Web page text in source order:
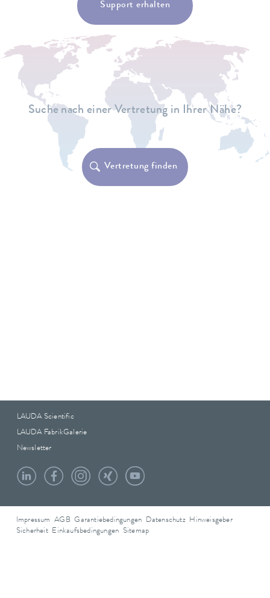
Support erhalten
Suche nach einer Vertretung in Ihrer Nähe?
Vertretung finden
LAUDA Scientific
LAUDA FabrikGalerie
Newsletter
Impressum AGB Garantiebedingungen Datenschutz Hinweisgeber
Sicherheit Einkaufsbedingungen Sitemap